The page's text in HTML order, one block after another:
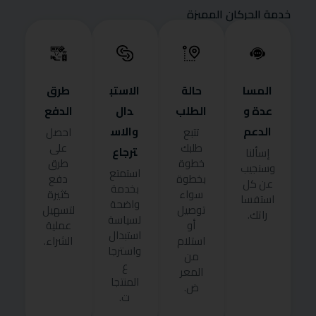
خدمة الحركان المميزة
المسا
عدة و
الدعم
إسألنا
وسنجيب
عن كل
استفسا
راتك.
حالة
الطلب
تتبع
طلبك
خطوة
بخطوة
سواء
توصيل
أو
استلام
من
المعر
ض.
الاستب
دال
والاس
ترجاع
استمتع
بخدمة
واضحة
لسياسة
استبدال
واسترجا
ع
المنتجا
ت.
طرق
الدفع
احصل
على
طرق
دفع
كثيرة
لتسهيل
عملية
الشراء.